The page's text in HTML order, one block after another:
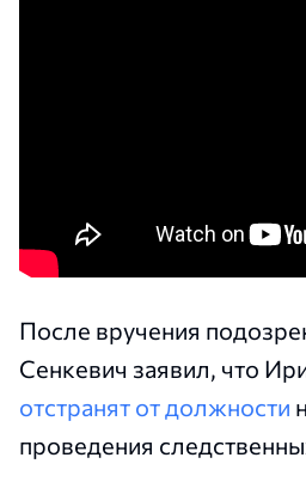
После вручения
Сенкевич заявил, что
отстранят от должности
проведения